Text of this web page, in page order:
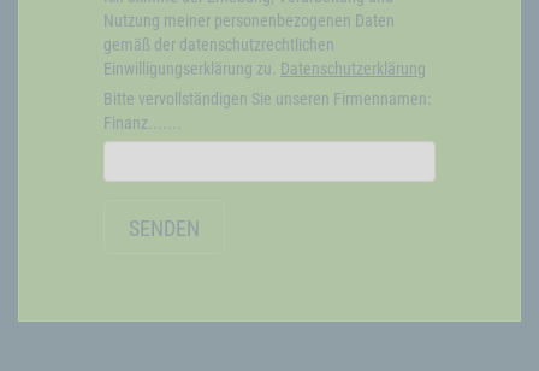
Nutzung meiner personenbezogenen Daten
gemäß der datenschutzrechtlichen
Einwilligungserklärung zu. Datenschutzerklärung
Bitte vervollständigen Sie unseren Firmennamen:
Finanz.......
SENDEN